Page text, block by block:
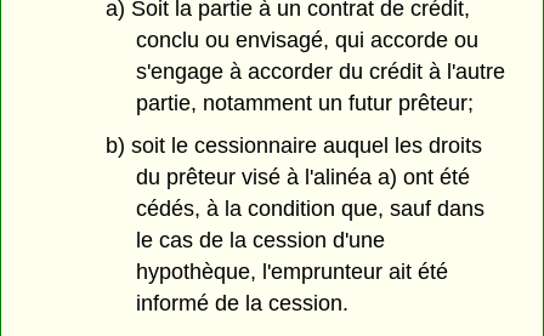
a) Soit la partie à un contrat de crédit,
conclu ou envisagé, qui accorde ou
s'engage à accorder du crédit à l'autre
partie, notamment un futur prêteur;
b) soit le cessionnaire auquel les droits
du prêteur visé à l'alinéa a) ont été
cédés, à la condition que, sauf dans
le cas de la cession d'une
hypothèque, l'emprunteur ait été
informé de la cession.